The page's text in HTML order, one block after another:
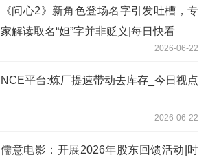
《问心2》新角色登场名字引发吐槽，专
家解读取名“妲”字并非贬义|每日快看
2026-06-22
NCE平台:炼厂提速带动去库存_今日视点
2026-06-22
儒意电影：开展2026年股东回馈活动|时